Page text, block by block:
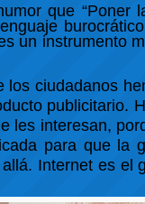
que
un instrumento
ciudadanos
publicitario.
les interesan,
para que la
Internet es el